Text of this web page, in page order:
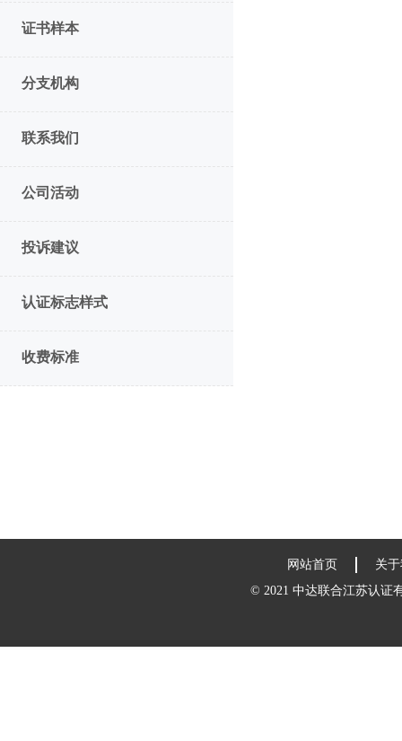
证书样本
分支机构
联系我们
公司活动
投诉建议
认证标志样式
收费标准
网站首页
关
© 2021 中达联合江苏